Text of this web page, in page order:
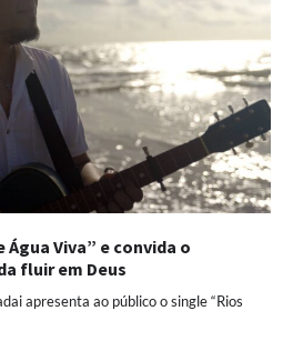
Água Viva” e convida o
fluir em Deus
apresenta ao público o single “Rios